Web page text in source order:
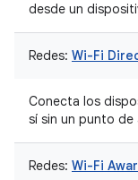
desde un
Redes: Wi-Fi
Conecta los
sí sin un punto
Redes: Wi-Fi